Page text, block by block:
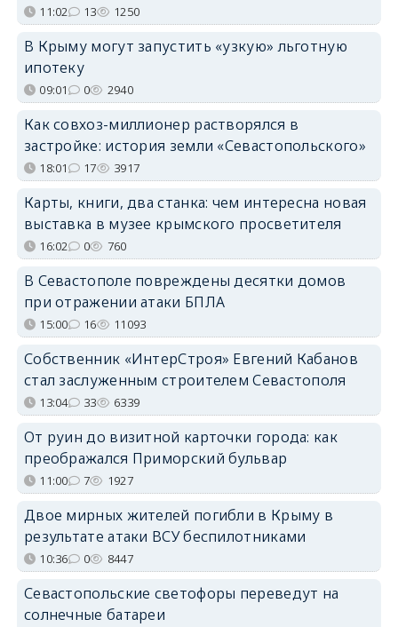
11:02 13 1250
В Крыму могут запустить «узкую» льготную
ипотеку
09:01 0 2940
Как совхоз-миллионер растворялся в
застройке: история земли «Севастопольского»
18:01 17 3917
Карты, книги, два станка: чем интересна новая
выставка в музее крымского просветителя
16:02 0 760
В Севастополе повреждены десятки домов
при отражении атаки БПЛА
15:00 16 11093
Собственник «ИнтерСтроя» Евгений Кабанов
стал заслуженным строителем Севастополя
13:04 33 6339
От руин до визитной карточки города: как
преображался Приморский бульвар
11:00 7 1927
Двое мирных жителей погибли в Крыму в
результате атаки ВСУ беспилотниками
10:36 0 8447
Севастопольские светофоры переведут на
солнечные батареи